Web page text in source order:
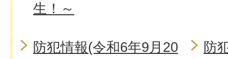
生！～
防犯情報(令和6年9月20
防